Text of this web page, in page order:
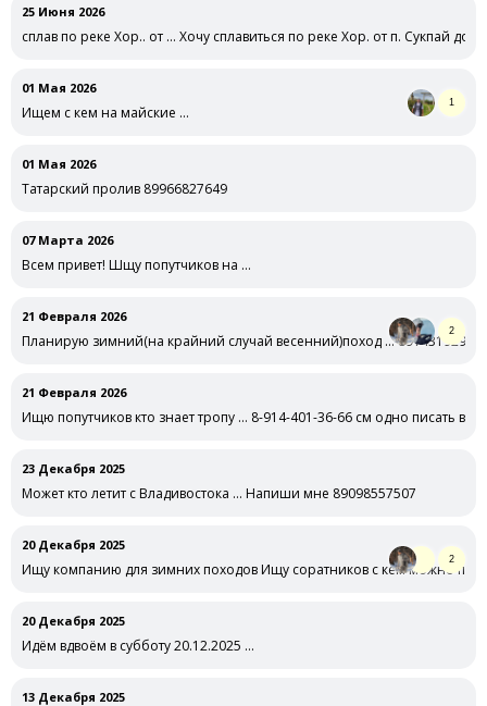
25 Июня 2026
сплав по реке Хор.. от … Хочу сплавиться по реке Хор. от п. Сукпай до
01 Мая 2026
Ищем с кем на майские …
1
01 Мая 2026
Татарский пролив 89966827649
07 Марта 2026
Всем привет! Шщу попутчиков на …
21 Февраля 2026
Планирую зимний(на крайний случай весенний)поход … 89143192990
2
21 Февраля 2026
Ищю попутчиков кто знает тропу … 8-914-401-36-66 см одно писать в тг
23 Декабря 2025
Может кто летит с Владивостока … Напиши мне 89098557507
20 Декабря 2025
Ищу компанию для зимних походов Ищу соратников с кем можно
2
20 Декабря 2025
Идём вдвоём в субботу 20.12.2025 …
13 Декабря 2025